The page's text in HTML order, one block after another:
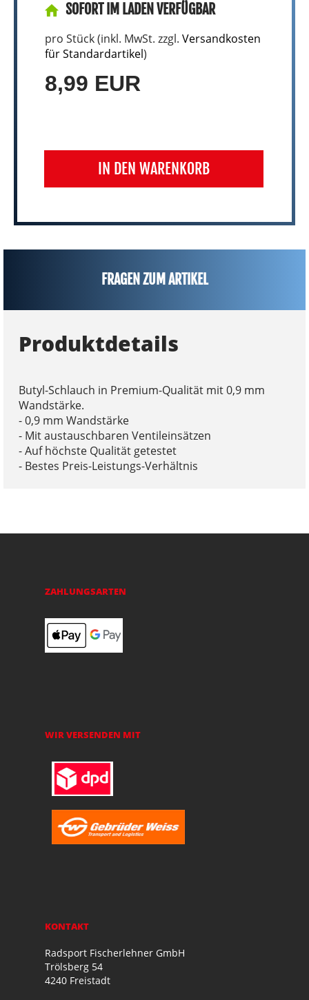
SOFORT IM LADEN VERFÜGBAR
pro Stück (inkl. MwSt. zzgl. Versandkosten
für Standardartikel)
8,99 EUR
IN DEN WARENKORB
FRAGEN ZUM ARTIKEL
Produktdetails
Butyl-Schlauch in Premium-Qualität mit 0,9 mm
Wandstärke.
- 0,9 mm Wandstärke
- Mit austauschbaren Ventileinsätzen
- Auf höchste Qualität getestet
- Bestes Preis-Leistungs-Verhältnis
ZAHLUNGSARTEN
WIR VERSENDEN MIT
KONTAKT
Radsport Fischerlehner GmbH
Trölsberg 54
4240 Freistadt